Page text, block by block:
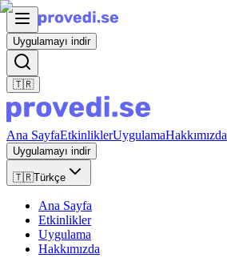
Uygulamayı indir
🇹🇷
Ana SayfaEtkinliklerUygulamaHakkımızda
Uygulamayı indir
🇹🇷Türkçe
Ana Sayfa
Etkinlikler
Uygulama
Hakkımızda